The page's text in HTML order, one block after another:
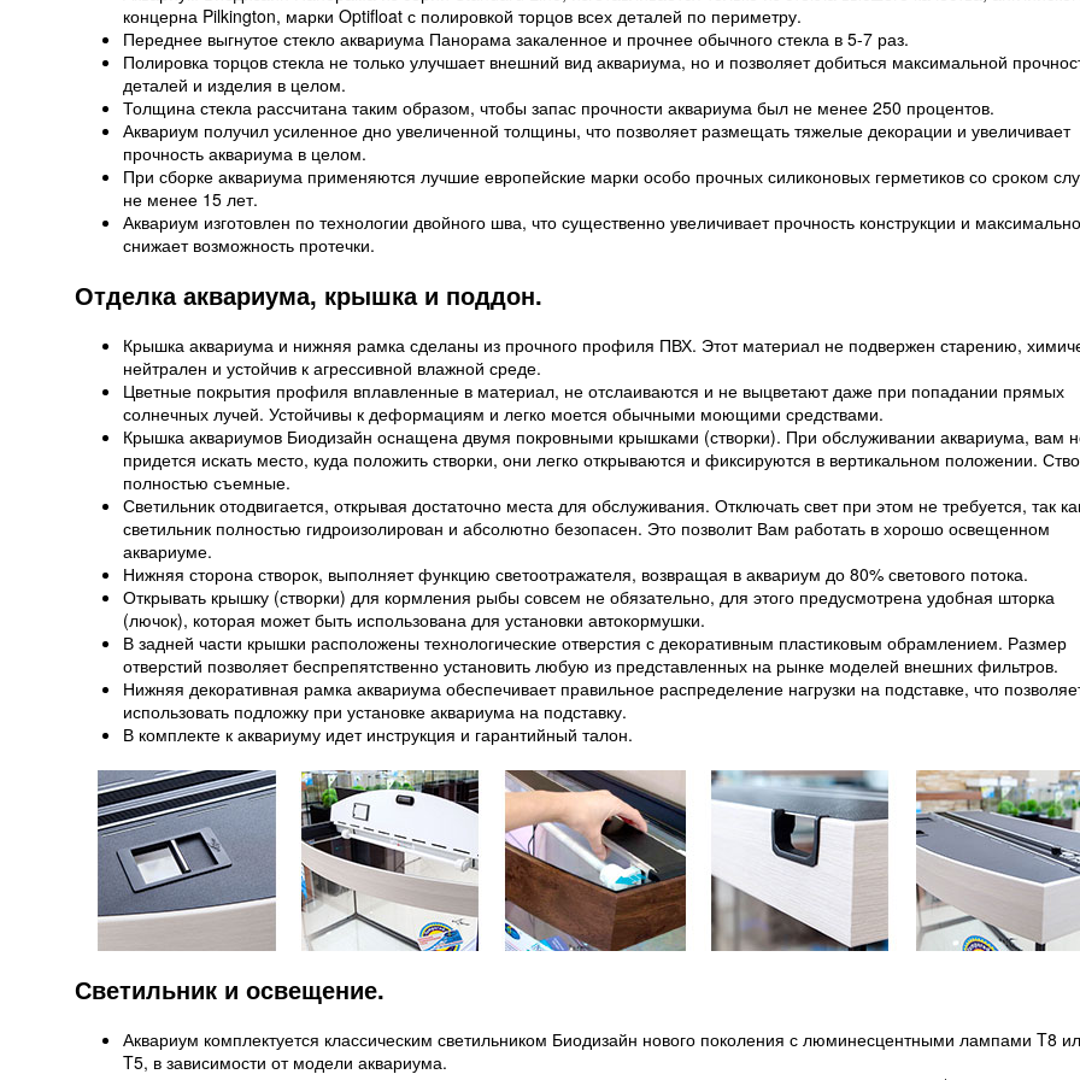
концерна Pilkington, марки Optifloat с полировкой торцов всех деталей по периметру.
Переднее выгнутое стекло аквариума Панорама закаленное и прочнее обычного стекла в 5-7 раз.
Полировка торцов стекла не только улучшает внешний вид аквариума, но и позволяет добиться максимальной
деталей и изделия в целом.
Толщина стекла рассчитана таким образом, чтобы запас прочности аквариума был не менее 250 процентов.
Аквариум получил усиленное дно увеличенной толщины, что позволяет размещать тяжелые декорации и увеличивает
прочность аквариума в целом.
При сборке аквариума применяются лучшие европейские марки особо прочных силиконовых герметиков со сроком
не менее 15 лет.
Аквариум изготовлен по технологии двойного шва, что существенно увеличивает прочность конструкции и максимально
снижает возможность протечки.
Отделка аквариума, крышка и поддон.
Крышка аквариума и нижняя рамка сделаны из прочного профиля ПВХ. Этот материал не подвержен старению,
нейтрален и устойчив к агрессивной влажной среде.
Цветные покрытия профиля вплавленные в материал, не отслаиваются и не выцветают даже при попадании прямых
солнечных лучей. Устойчивы к деформациям и легко моется обычными моющими средствами.
Крышка аквариумов Биодизайн оснащена двумя покровными крышками (створки). При обслуживании аквариума, вам
придется искать место, куда положить створки, они легко открываются и фиксируются в вертикальном положении.
полностью съемные.
Светильник отодвигается, открывая достаточно места для обслуживания. Отключать свет при этом не требуется, так
светильник полностью гидроизолирован и абсолютно безопасен. Это позволит Вам работать в хорошо освещенном
аквариуме.
Нижняя сторона створок, выполняет функцию светоотражателя, возвращая в аквариум до 80% светового потока.
Открывать крышку (створки) для кормления рыбы совсем не обязательно, для этого предусмотрена удобная шторка
(лючок), которая может быть использована для установки автокормушки.
В задней части крышки расположены технологические отверстия с декоративным пластиковым обрамлением. Размер
отверстий позволяет беспрепятственно установить любую из представленных на рынке моделей внешних фильтров.
Нижняя декоративная рамка аквариума обеспечивает правильное распределение нагрузки на подставке, что
использовать подложку при установке аквариума на подставку.
В комплекте к аквариуму идет инструкция и гарантийный талон.
Светильник и освещение.
Аквариум комплектуется классическим светильником Биодизайн нового поколения с люминесцентными лампами T8
T5, в зависимости от модели аквариума.